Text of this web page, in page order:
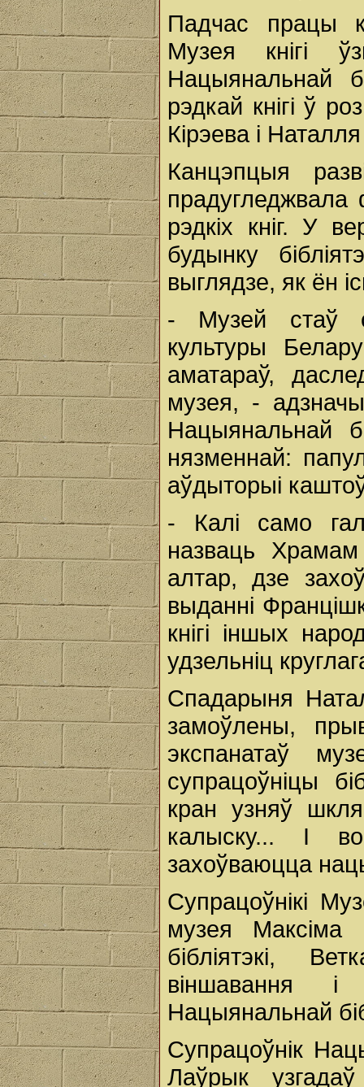
Падчас працы
Музея кнігі
Нацыянальнай
рэдкай кнігі ў
Кірэева і
Канцэпцыя
рэдкіх кніг. У
будынку
выглядзе, як ён
- Музей стаў
культуры
аматараў,
музея, -
Нацыянальнай
нязменнай:
аўдыторыі
- Калі само
назваць
алтар, дзе
выданні
кнігі іншых
удзельніц
Спадарыня
замоўлены,
экспанатаў
супрацоўніцы
кран узняў
калыску... І
захоўваюцца
Супрацоўнікі
музея Максіма
бібліятэкі,
віншавання
Нацыянальнай
Супрацоўнік
Лаўрык